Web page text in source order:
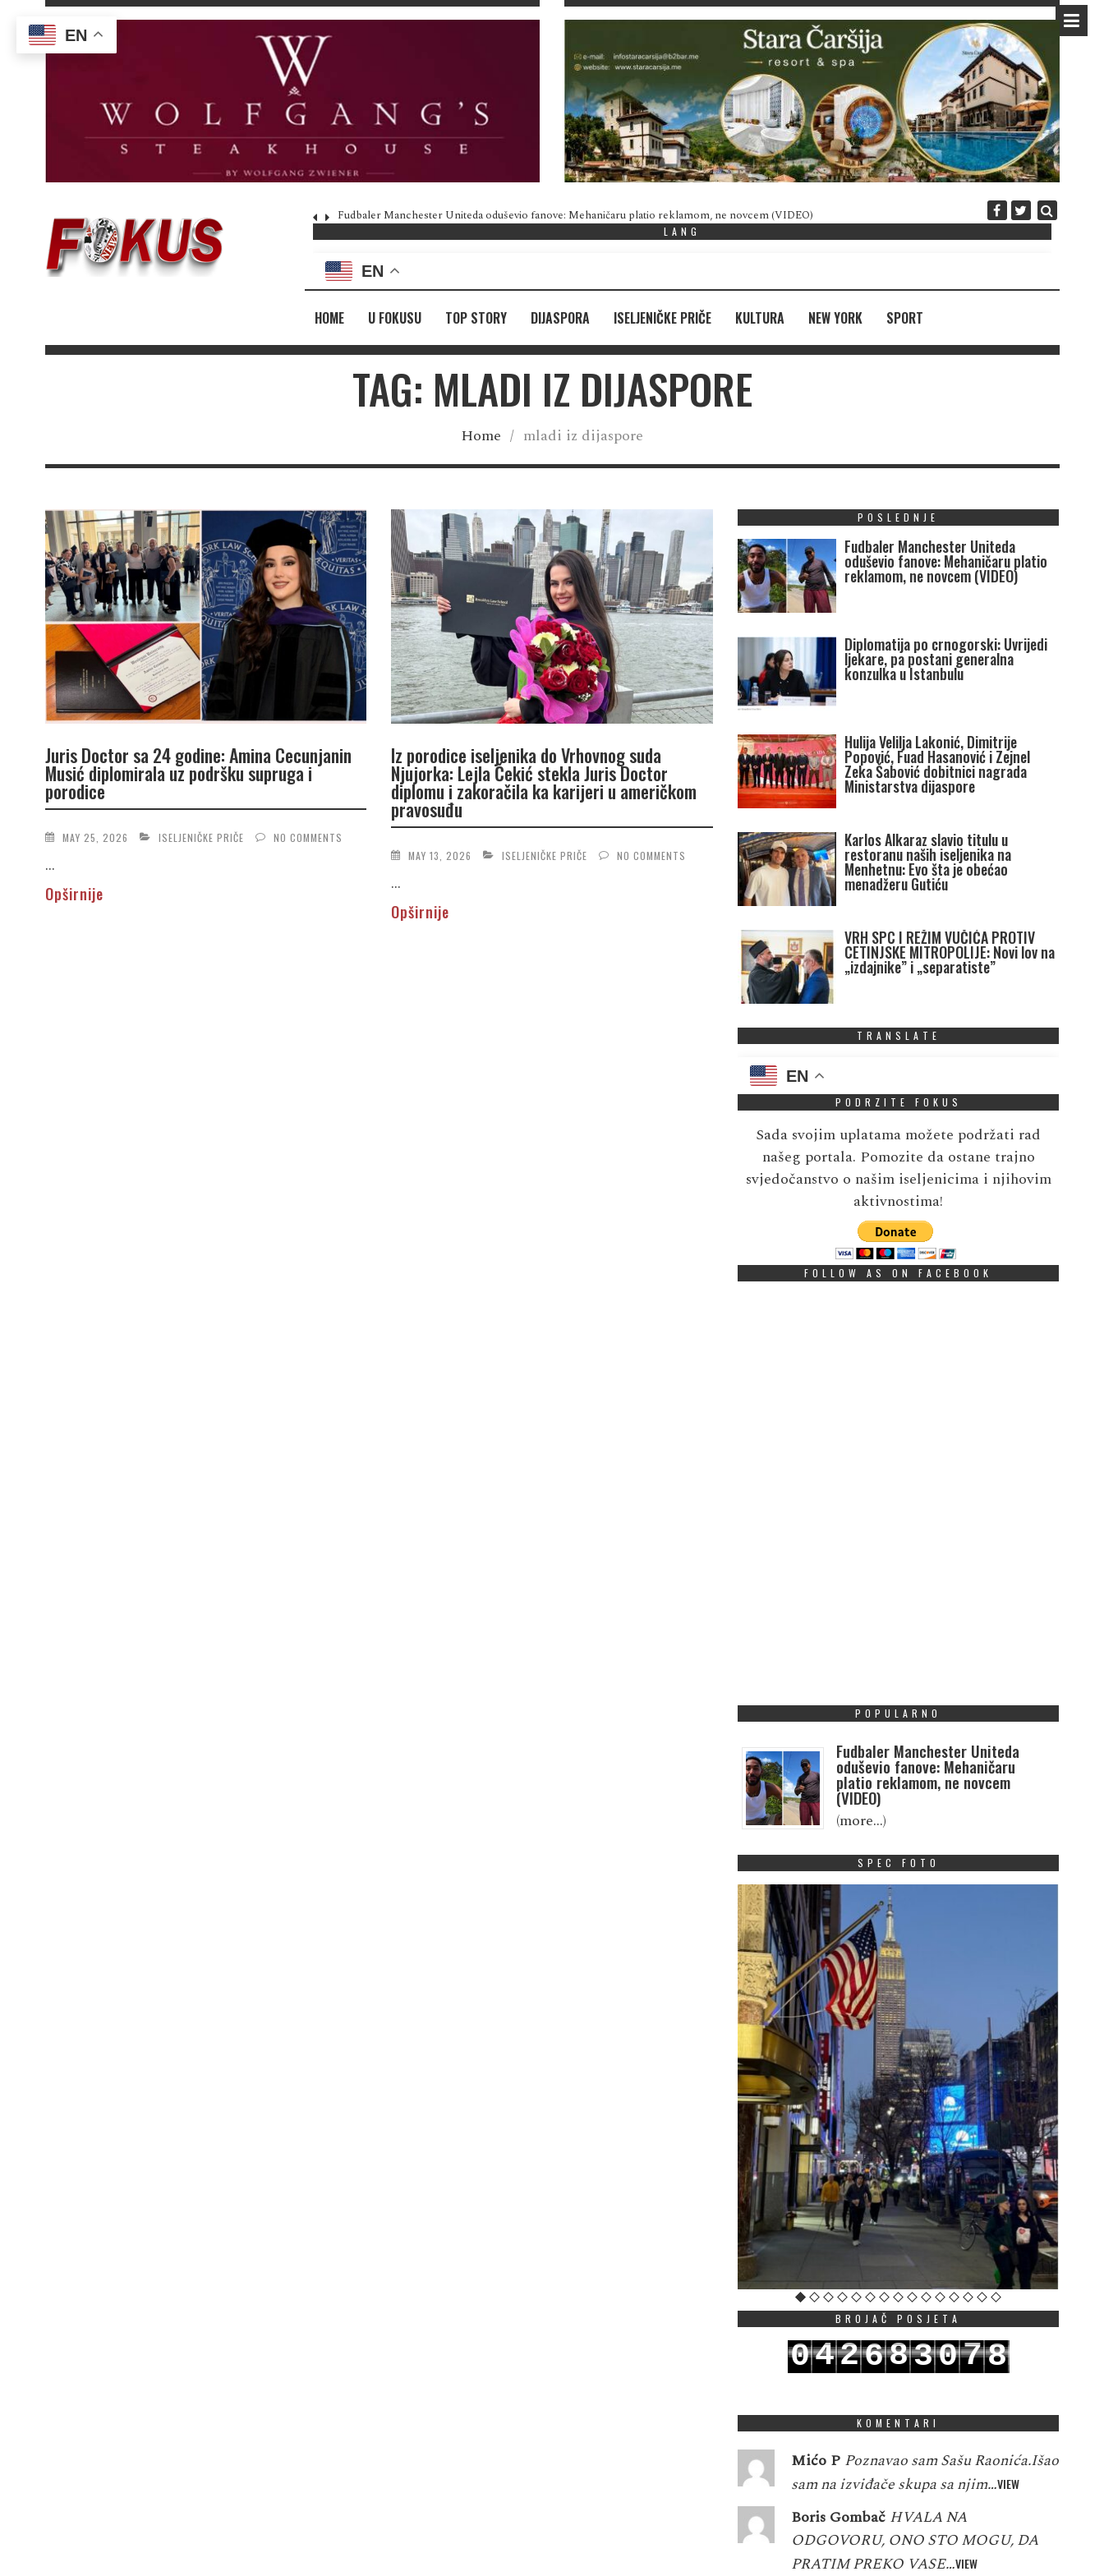
Fudbaler Manchester Uniteda oduševio fanove: Mehaničaru platio reklamom, ne novcem (VIDEO) Diplomatija po
LANG
EN
HOME U FOKUSU TOP STORY DIJASPORA ISELJENIČKE PRIČE KULTURA NEW YORK SPORT
TAG: MLADI IZ DIJASPORE
Home / mladi iz dijaspore
Juris Doctor sa 24 godine: Amina Cecunjanin
Musić diplomirala uz podršku supruga i
porodice
MAY 25, 2026 ISELJENIČKE PRIČE NO COMMENTS
...
Opširnije
Iz porodice iseljenika do Vrhovnog suda
Njujorka: Lejla Čekić stekla Juris Doctor
diplomu i zakoračila ka karijeri u američkom
pravosuđu
MAY 13, 2026 ISELJENIČKE PRIČE NO COMMENTS
...
Opširnije
POSLEDNJE
Fudbaler Manchester Uniteda
oduševio fanove: Mehaničaru platio
reklamom, ne novcem (VIDEO)
Diplomatija po crnogorski: Uvrijedi
ljekare, pa postani generalna
konzulka u Istanbulu
Hulija Velilja Lakonić, Dimitrije
Popović, Fuad Hasanović i Zejnel
Zeka Šabović dobitnici nagrada
Ministarstva dijaspore
Karlos Alkaraz slavio titulu u
restoranu naših iseljenika na
Menhetnu: Evo šta je obećao
menadžeru Gutiću
VRH SPC I REŽIM VUČIĆA PROTIV
CETINJSKE MITROPOLIJE: Novi lov na
„izdajnike” i „separatiste”
TRANSLATE
EN
PODRZITE FOKUS
Sada svojim uplatama možete podržati rad
našeg portala. Pomozite da ostane trajno
svjedočanstvo o našim iseljenicima i njihovim
aktivnostima!
FOLLOW AS ON FACEBOOK
POPULARNO
Fudbaler Manchester Uniteda
oduševio fanove: Mehaničaru
platio reklamom, ne novcem
(VIDEO)
(more…)
SPEC FOTO
BROJAČ POSJETA
042683078
KOMENTARI
Mićo P Poznavao sam Sašu Raonića.Išao
sam na izviđače skupa sa njim…VIEW
Boris Gombač HVALA NA
ODGOVORU, ONO STO MOGU, DA
PRATIM PREKO VASE…VIEW
EN